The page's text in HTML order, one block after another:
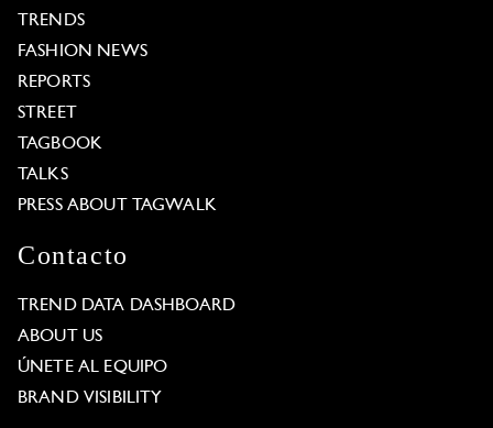
TRENDS
FASHION NEWS
REPORTS
STREET
TAGBOOK
TALKS
PRESS ABOUT TAGWALK
Contacto
TREND DATA DASHBOARD
ABOUT US
ÚNETE AL EQUIPO
BRAND VISIBILITY